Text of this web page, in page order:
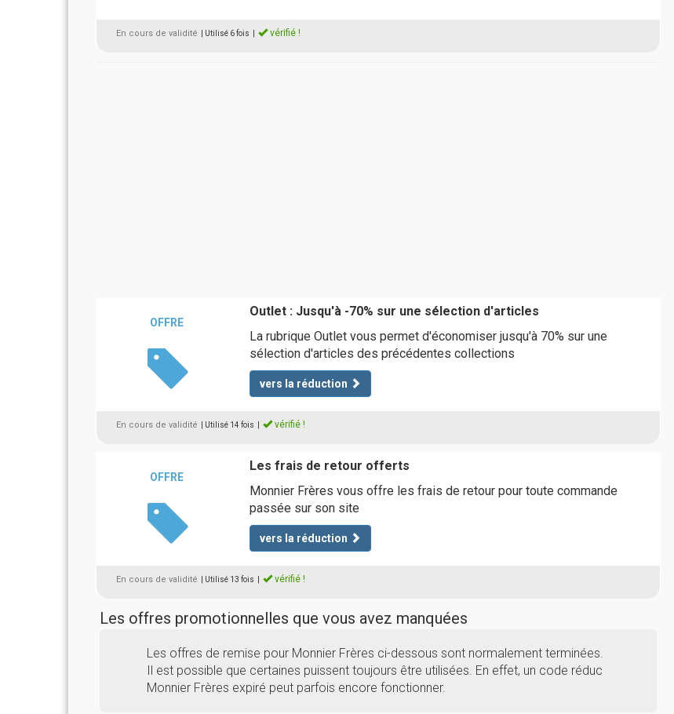
En cours de validité | Utilisé 6 fois vérifié !
OFFRE
Outlet : Jusqu'à -70% sur une sélection d'articles
La rubrique Outlet vous permet d'économiser jusqu'à 70% sur une
sélection d'articles des précédentes collections
vers la réduction
En cours de validité | Utilisé 14 fois vérifié !
OFFRE
Les frais de retour offerts
Monnier Frères vous offre les frais de retour pour toute commande
passée sur son site
vers la réduction
En cours de validité | Utilisé 13 fois vérifié !
Les offres promotionnelles que vous avez manquées
Les offres de remise pour Monnier Frères ci-dessous sont normalement terminées.
Il est possible que certaines puissent toujours être utilisées. En effet, un code réduc
Monnier Frères expiré peut parfois encore fonctionner.